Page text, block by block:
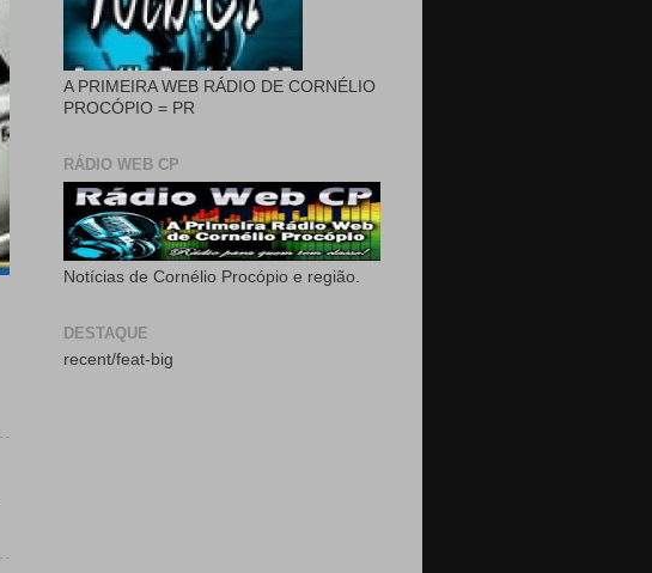
A PRIMEIRA WEB RÁDIO DE CORNÉLIO
PROCÓPIO = PR
RÁDIO WEB CP
Notícias de Cornélio Procópio e região.
DESTAQUE
recent/feat-big